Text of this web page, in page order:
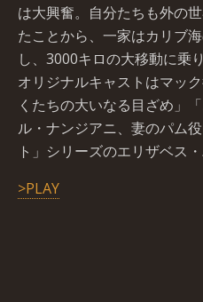
は大興奮。自分たちも外の
たことから、一家はカリブ
し、3000キロの大移動に乗
オリジナルキャストはマッ
くたちの大いなる目ざめ」
ル・ナンジアニ、妻のパム
ト」シリーズのエリザベス・
>PLAY